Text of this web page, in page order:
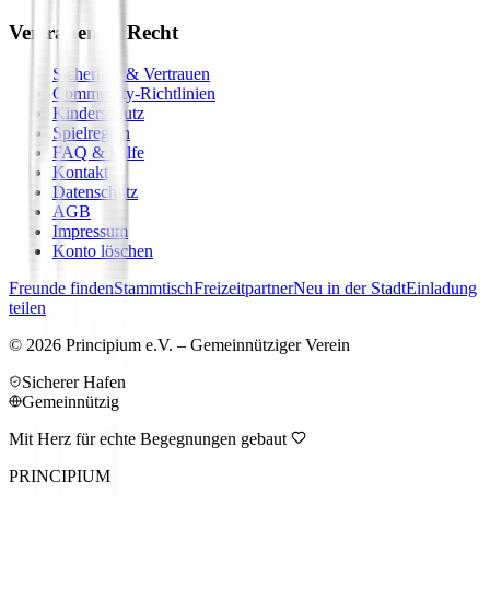
Vertrauen & Recht
Sicherheit & Vertrauen
Community-Richtlinien
Kinderschutz
Spielregeln
FAQ & Hilfe
Kontakt
Datenschutz
AGB
Impressum
Konto löschen
Freunde findenStammtischFreizeitpartnerNeu in der StadtEinladung
teilen
© 2026 Principium e.V. – Gemeinnütziger Verein
Sicherer Hafen
Gemeinnützig
Mit Herz für echte Begegnungen gebaut
PRINCIPIUM